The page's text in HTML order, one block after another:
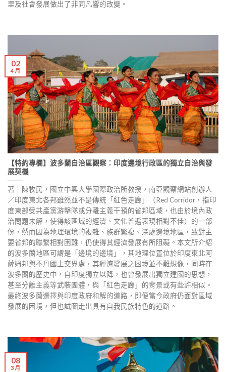
里及社會發展做出了非同凡響的改變。
【特約專欄】波多蘭自治區觀察：印度邊境行政區的獨立自治與發
展契機
著｜陳牧民，國立中興大學國際政治所教授，南亞觀察網站創辦人
／印度東北各邦雖然並不是傳統「紅色走廊」（Red Corridor，指印
度東部受共產黨游擊隊或分離主義干預的省邦區域，也由於境內政
治問題未解，使得該區域的經濟、文化普遍表現相對不佳）的一部
份，然而因為地理環境的複雜、族群繁複、深處邊境地區，致對主
要省邦的聯繫相對困難，仍使得其經濟發展有所阻礙。本文所介紹
的波多蘭地區可謂是「邊境的邊境」，其地理位置位於印度東北阿
薩姆邦與不丹國土交界處，其經濟發展之困境並不難想像，同時在
波多蘭的歷史中，自印度獨立以降，也曾發展出獨立建國的思想，
甚至分離主義等武裝團體，與「紅色走廊」的背景或有些許相似。
最終波多蘭選擇與印度政府和解的道路，即便當今政府仍面對區域
發展的困境，但也試圖走出具有自我民族特色的道路。
02
4 月
08
3 月